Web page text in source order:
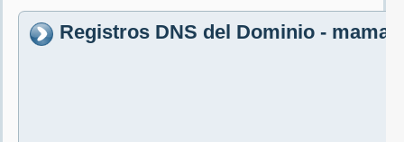
Registros DNS del Dominio -